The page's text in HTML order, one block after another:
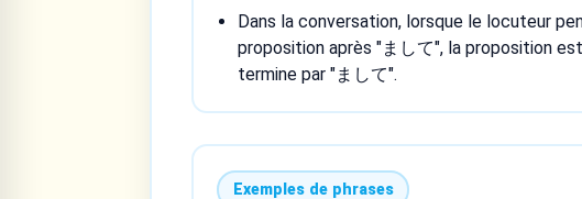
Dans la conversation, lorsque le locuteur
proposition après "まして", la proposition
termine par "まして".
Exemples de phrases